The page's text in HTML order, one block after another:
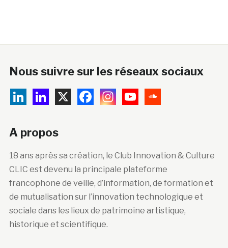
Nous suivre sur les réseaux sociaux
A propos
18 ans après sa création, le Club Innovation & Culture
CLIC est devenu la principale plateforme
francophone de veille, d’information, de formation et
de mutualisation sur l’innovation technologique et
sociale dans les lieux de patrimoine artistique,
historique et scientifique.